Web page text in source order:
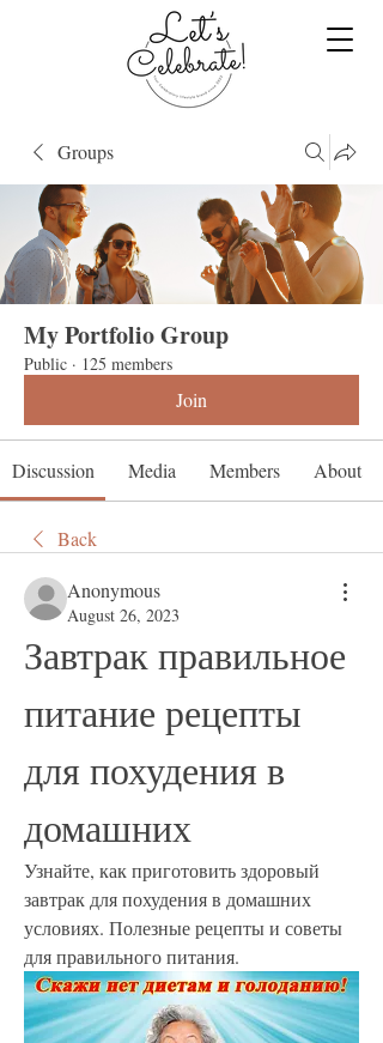
Groups
My Portfolio Group
Public · 125 members
Join
Discussion Media Members About
Back
Anonymous
August 26, 2023
Завтрак правильное
питание рецепты
для похудения в
домашних
Узнайте, как приготовить здоровый
завтрак для похудения в домашних
условиях. Полезные рецепты и советы
для правильного питания.